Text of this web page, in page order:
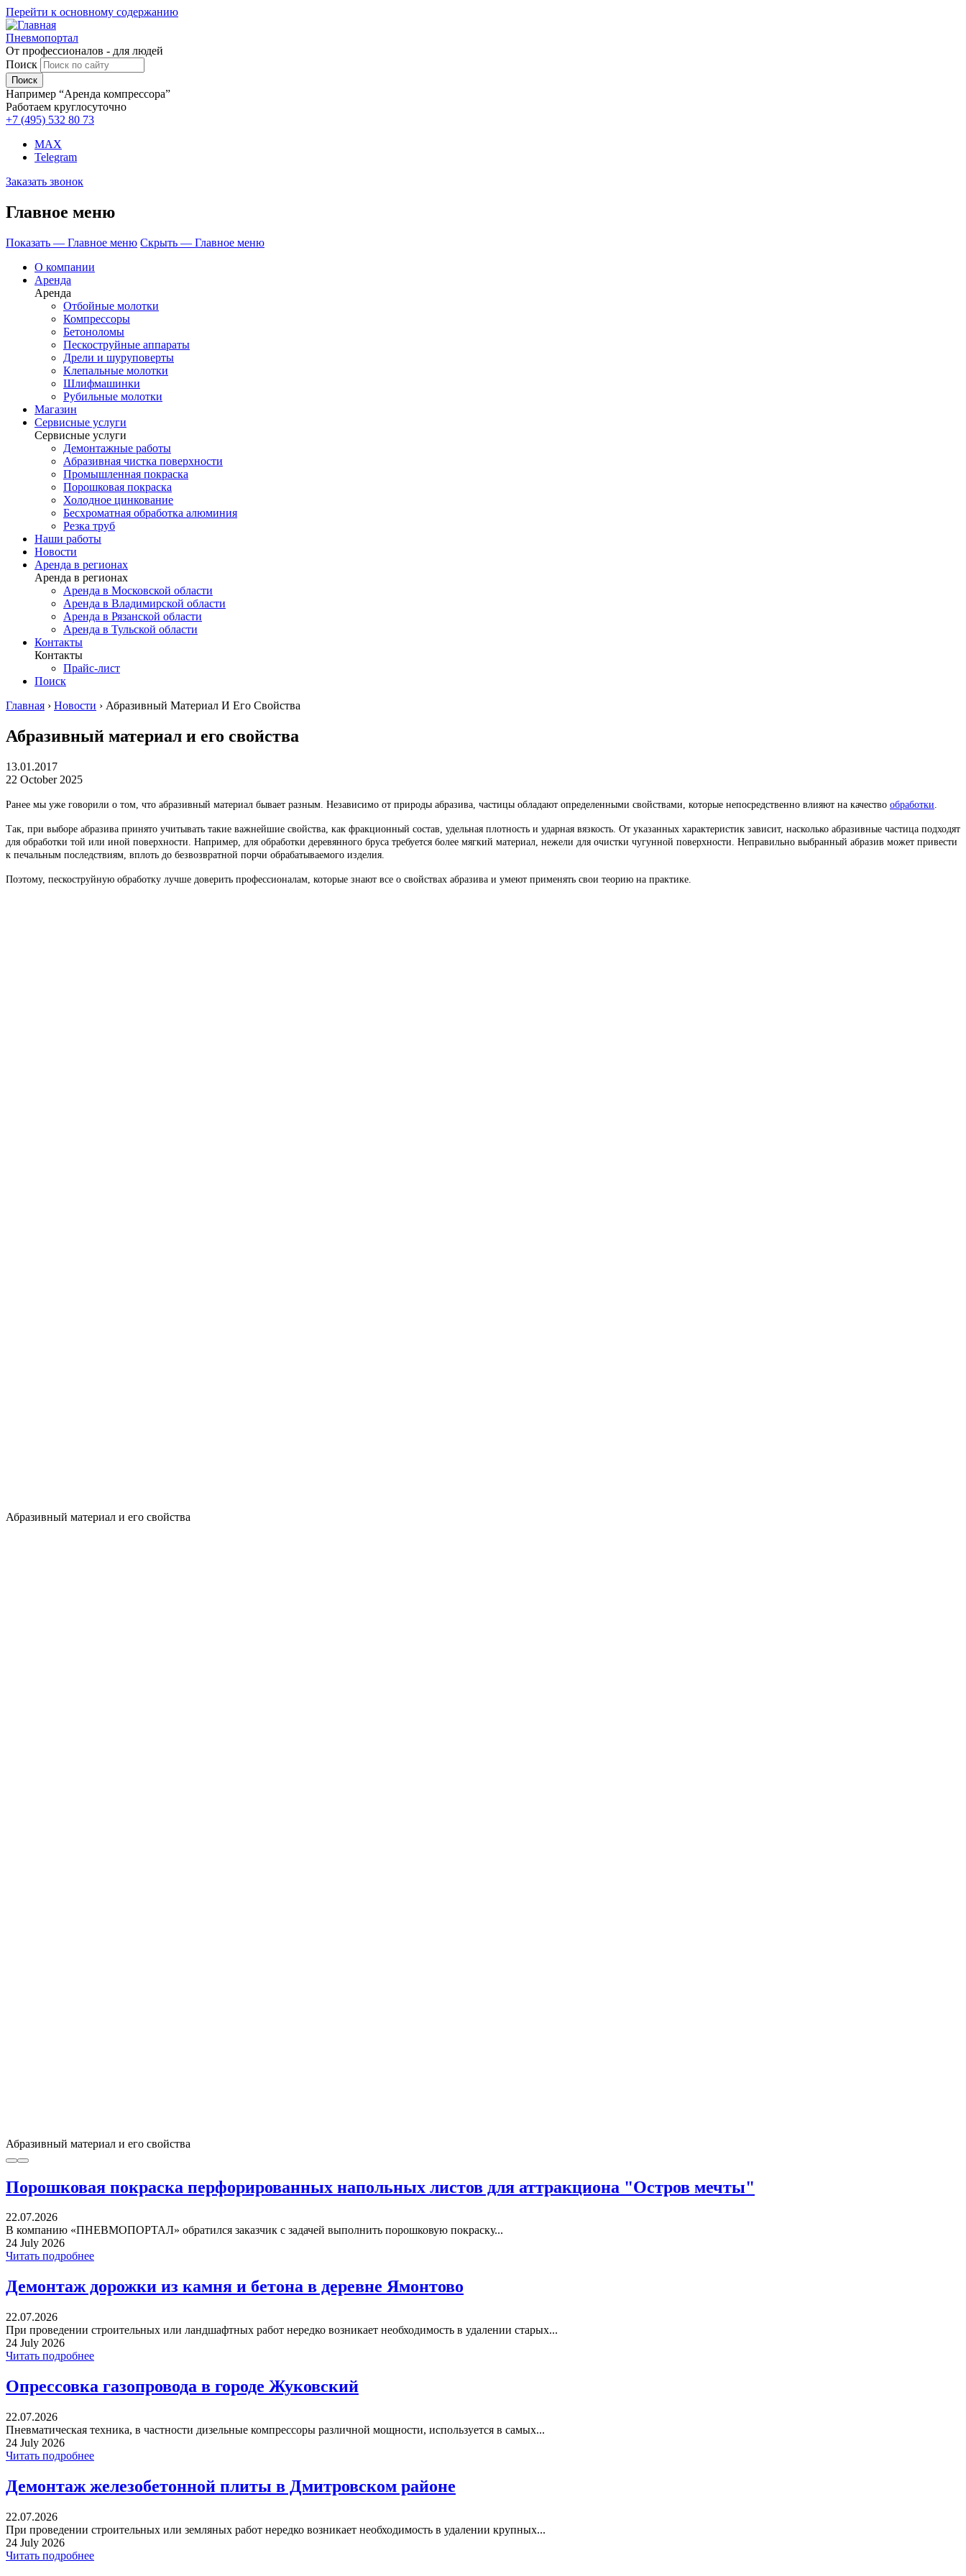
Перейти к основному содержанию
Пневмопортал
От профессионалов - для людей
Поиск
Например “Аренда компрессора”
Работаем круглосуточно
+7 (495) 532 80 73
MAX
Telegram
Заказать звонок
Главное меню
Показать — Главное меню Скрыть — Главное меню
О компании
Аренда
Аренда
Отбойные молотки
Компрессоры
Бетоноломы
Пескоструйные аппараты
Дрели и шуруповерты
Клепальные молотки
Шлифмашинки
Рубильные молотки
Магазин
Сервисные услуги
Сервисные услуги
Демонтажные работы
Абразивная чистка поверхности
Промышленная покраска
Порошковая покраска
Холодное цинкование
Бесхроматная обработка алюминия
Резка труб
Наши работы
Новости
Аренда в регионах
Аренда в регионах
Аренда в Московской области
Аренда в Владимирской области
Аренда в Рязанской области
Аренда в Тульской области
Контакты
Контакты
Прайс-лист
Поиск
Главная › Новости › Абразивный Материал И Его Свойства
Абразивный материал и его свойства
13.01.2017
22 October 2025
Ранее мы уже говорили о том, что абразивный материал бывает разным. Независимо от природы абразива, частицы обладают определенными свойствами, которые непосредственно влияют на качество обработки
Так, при выборе абразива принято учитывать такие важнейшие свойства, как фракционный состав, удельная плотность и ударная вязкость. От указанных характеристик зависит, насколько абразивные частица подходят
для обработки той или иной поверхности. Например, для обработки деревянного бруса требуется более мягкий материал, нежели для очистки чугунной поверхности. Неправильно выбранный абразив может привести
к печальным последствиям, вплоть до безвозвратной порчи обрабатываемого изделия.
Поэтому, пескоструйную обработку лучше доверить профессионалам, которые знают все о свойствах абразива и умеют применять свои теорию на практике.
Абразивный материал и его свойства
Абразивный материал и его свойства
Порошковая покраска перфорированных напольных листов для аттракциона "Остров мечты"
22.07.2026
В компанию «ПНЕВМОПОРТАЛ» обратился заказчик с задачей выполнить порошковую покраску...
24 July 2026
Читать подробнее
Демонтаж дорожки из камня и бетона в деревне Ямонтово
22.07.2026
При проведении строительных или ландшафтных работ нередко возникает необходимость в удалении старых...
24 July 2026
Читать подробнее
Опрессовка газопровода в городе Жуковский
22.07.2026
Пневматическая техника, в частности дизельные компрессоры различной мощности, используется в самых...
24 July 2026
Читать подробнее
Демонтаж железобетонной плиты в Дмитровском районе
22.07.2026
При проведении строительных или земляных работ нередко возникает необходимость в удалении крупных...
24 July 2026
Читать подробнее